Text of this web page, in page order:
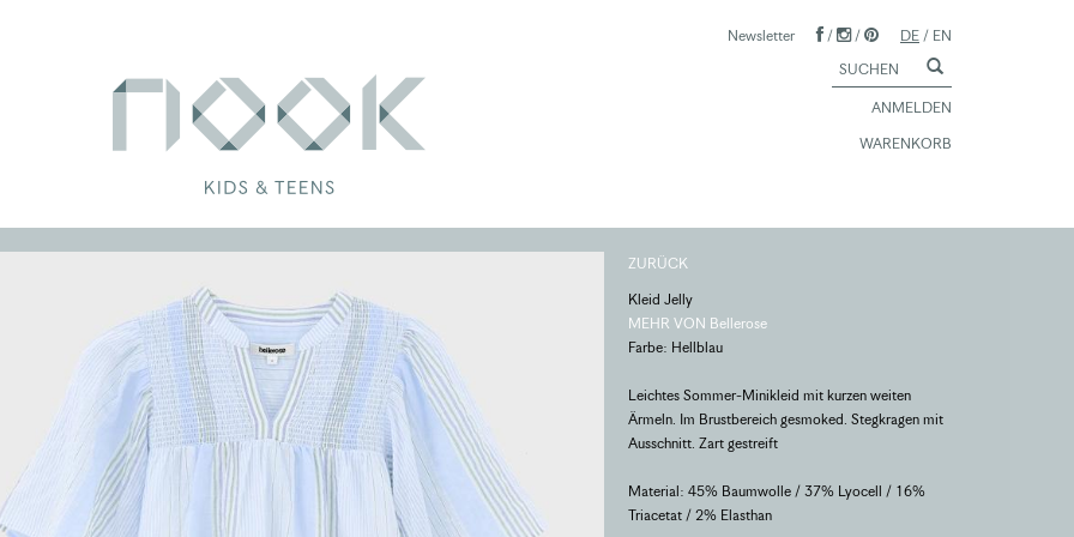
Newsletter / / DE / EN
ANMELDEN
WARENKORB
ZURÜCK
Kleid Jelly
MEHR VON Bellerose
Farbe: Hellblau
Leichtes Sommer-Minikleid mit kurzen weiten
Ärmeln. Im Brustbereich gesmoked. Stegkragen mit
Ausschnitt. Zart gestreift
Material: 45% Baumwolle / 37% Lyocell / 16%
Triacetat / 2% Elasthan